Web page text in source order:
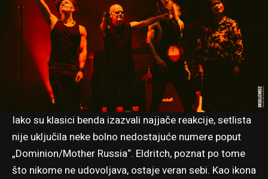
Iako su klasici benda izazvali najjače reakcije, setlista
nije uključila neke bolno nedostajuće numere poput
„Dominion/Mother Russia“. Eldritch, poznat po tome
što nikome ne udovoljava, ostaje veran sebi. Kao ikona